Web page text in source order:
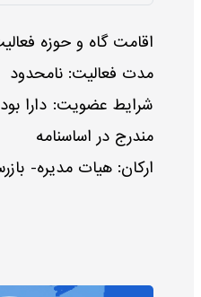
اقامت گاه و حوزه
مدت فعالیت: نامحدود
شرایط عضویت: دارا
مندرج در اساسنامه
ارکان: هیات مدیره-